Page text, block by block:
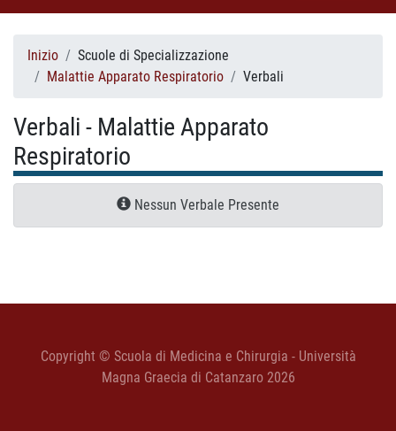
Inizio
Scuole di Specializzazione
Malattie Apparato Respiratorio
Verbali
Verbali - Malattie Apparato
Respiratorio
Nessun Verbale Presente
Copyright © Scuola di Medicina e Chirurgia - Università
Magna Graecia di Catanzaro 2026